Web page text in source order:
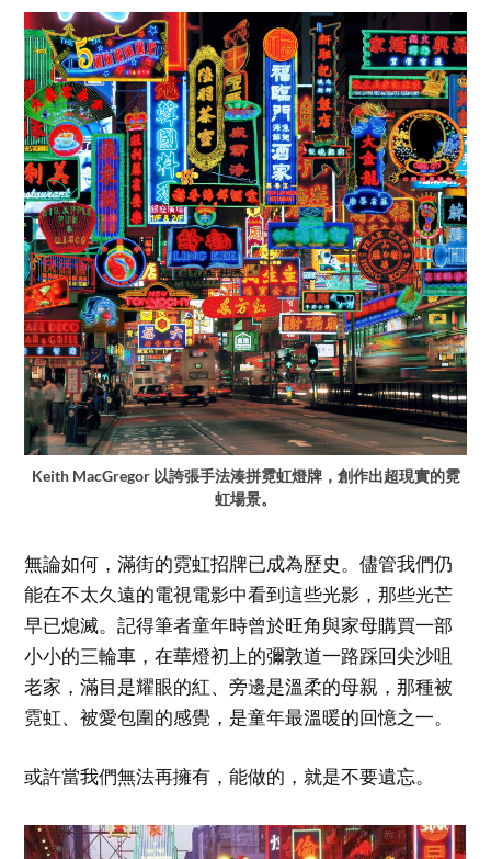
Keith MacGregor以誇張手法湊拼霓虹燈牌，創作出超現實的霓
虹場景。
無論如何，滿街的霓虹招牌已成為歷史。儘管我們仍
能在不太久遠的電視電影中看到這些光影，那些光芒
早已熄滅。記得筆者童年時曾於旺角與家母購買一部
小小的三輪車，在華燈初上的彌敦道一路踩回尖沙咀
老家，滿目是耀眼的紅、旁邊是溫柔的母親，那種被
霓虹、被愛包圍的感覺，是童年最溫暖的回憶之一。
或許當我們無法再擁有，能做的，就是不要遺忘。